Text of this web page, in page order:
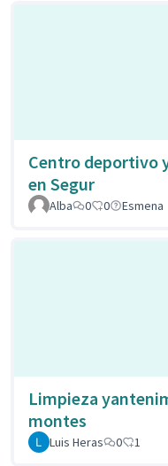
Centro deportivo
en Segur
Alba
0 0 Esmena
Limpieza
montes
Luis Heras 0 1